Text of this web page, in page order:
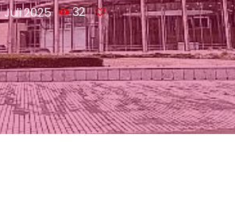
Juli 2025 32